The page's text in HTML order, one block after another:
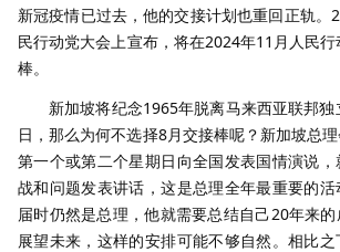
新冠疫情已过去，他的交接计划也重回正轨。
民行动党大会上宣布，将在2024年11月人民
棒。
新加坡将纪念1965年脱离马来西亚联邦
日，那么为何不选择8月交接棒呢？新加坡总
第一个或第二个星期日向全国发表国情演说
战和问题发表讲话，这是总理全年最重要的
届时仍然是总理，他就需要总结自己20年来
展望未来，这样的安排可能不够自然。相比